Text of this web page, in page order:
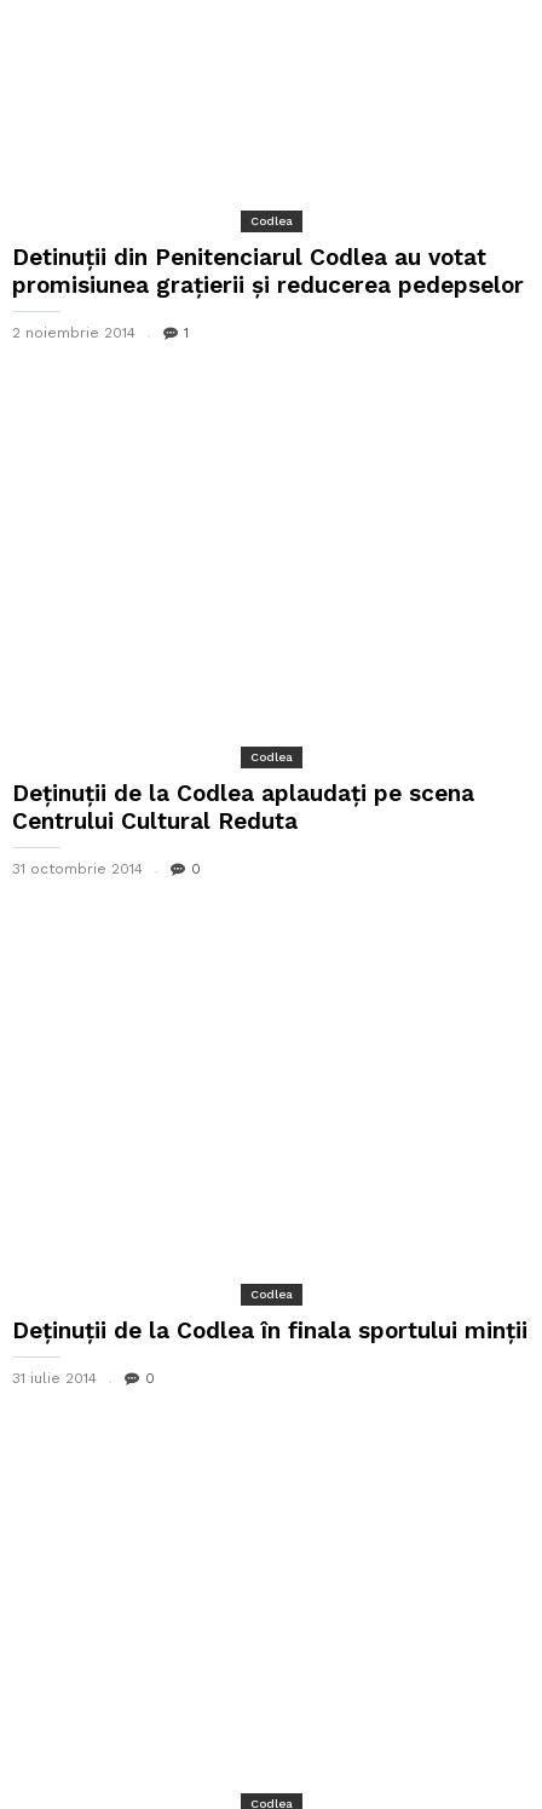
Codlea
Detinuții din Penitenciarul Codlea au votat
promisiunea grațierii și reducerea pedepselor
2 noiembrie 2014 1
Codlea
Deținuții de la Codlea aplaudați pe scena
Centrului Cultural Reduta
31 octombrie 2014 0
Codlea
Deținuții de la Codlea în finala sportului minții
31 iulie 2014 0
Codlea